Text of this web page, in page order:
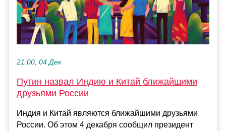
21:00, 04 Дек
Путин назвал Индию и Китай ближайшими
друзьями России
Индия и Китай являются ближайшими друзьями
России. Об этом 4 декабря сообщил президент